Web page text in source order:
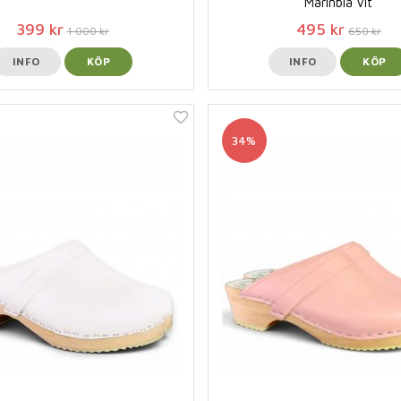
399 kr 1 000 kr
INFO KÖP
495 kr 650 kr
INFO KÖP
34%